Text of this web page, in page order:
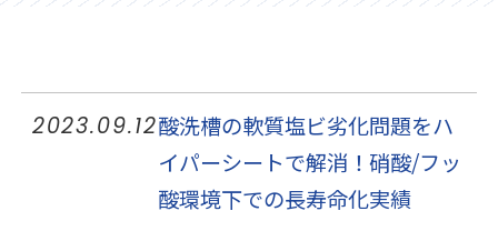
2023.09.12酸洗槽の軟質塩ビ劣化問題をハ
イパーシートで解消！硝酸/フッ
酸環境下での長寿命化実績